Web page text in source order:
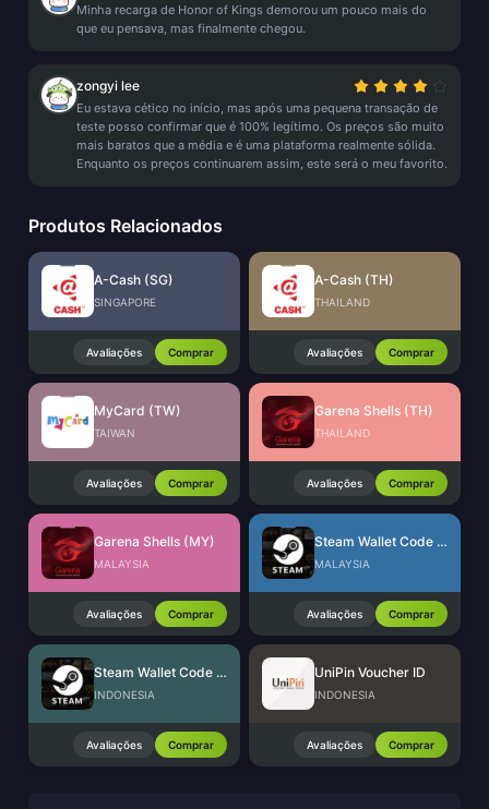
Minha recarga de Honor of Kings demorou um pouco mais do
que eu pensava, mas finalmente chegou.
zongyi lee
Eu estava cético no início, mas após uma pequena transação de
teste posso confirmar que é 100% legítimo. Os preços são muito
mais baratos que a média e é uma plataforma realmente sólida.
Enquanto os preços continuarem assim, este será o meu favorito.
Produtos Relacionados
A-Cash (SG)
SINGAPORE
Avaliações Comprar
A-Cash (TH)
THAILAND
Avaliações Comprar
MyCard (TW)
TAIWAN
Avaliações Comprar
Garena Shells (TH)
THAILAND
Avaliações Comprar
Garena Shells (MY)
MALAYSIA
Avaliações Comprar
Steam Wallet Code (MYR)
MALAYSIA
Avaliações Comprar
Steam Wallet Code (IDR)
INDONESIA
Avaliações Comprar
UniPin Voucher ID
INDONESIA
Avaliações Comprar